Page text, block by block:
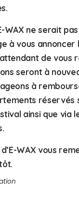
WAX ne serait
à vous annoncer
attendant de vous
seront à
à
réservés
ainsi que via
d’E-WAX vous